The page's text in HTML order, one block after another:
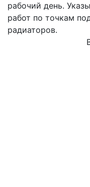
рабочий день.
работ по точкам
радиаторов.